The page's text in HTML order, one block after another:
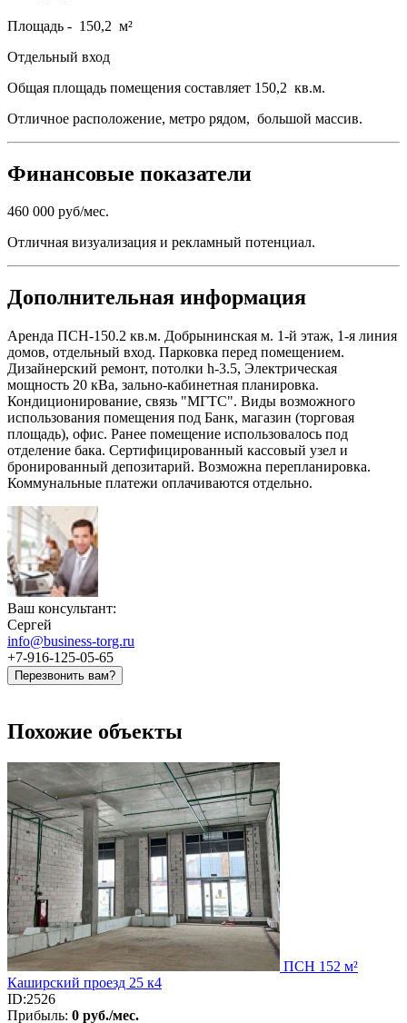
Площадь - 150,2 м²
Отдельный вход
Общая площадь помещения составляет 150,2 кв.м.
Отличное расположение, метро рядом, большой массив.
Финансовые показатели
460 000 руб/мес.
Отличная визуализация и рекламный потенциал.
Дополнительная информация
Аренда ПСН-150.2 кв.м. Добрынинская м. 1-й этаж, 1-я линия
домов, отдельный вход. Парковка перед помещением.
Дизайнерский ремонт, потолки h-3.5, Электрическая
мощность 20 кВа, зально-кабинетная планировка.
Кондиционирование, связь "МГТС". Виды возможного
использования помещения под Банк, магазин (торговая
площадь), офис. Ранее помещение использовалось под
отделение бака. Сертифицированный кассовый узел и
бронированный депозитарий. Возможна перепланировка.
Коммунальные платежи оплачиваются отдельно.
Ваш консультант:
Сергей
info@business-torg.ru
+7-916-125-05-65
Перезвонить вам?
Похожие объекты
ПСН 152 м²
Каширский проезд 25 к4
ID:2526
Прибыль: 0 руб./мес.